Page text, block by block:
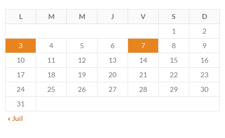
L M M J V S
D
1
2
3
4 5 6 7 8
9
10
11 12 13 14 15
16
17
18 19 20 21 22
23
24
25 26 27 28 29
30
31
« Juil